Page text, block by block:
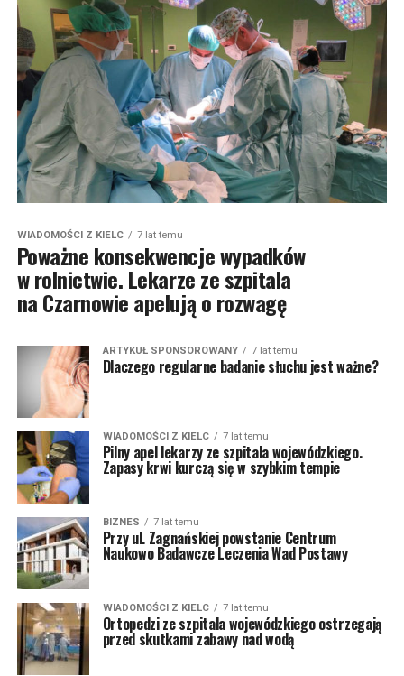
WIADOMOŚCI Z KIELC 7 lat temu
Poważne konsekwencje wypadków
w rolnictwie. Lekarze ze szpitala
na Czarnowie apelują o rozwagę
ARTYKUŁ SPONSOROWANY 7 lat temu
Dlaczego regularne badanie słuchu jest ważne?
WIADOMOŚCI Z KIELC 7 lat temu
Pilny apel lekarzy ze szpitala wojewódzkiego.
Zapasy krwi kurczą się w szybkim tempie
BIZNES 7 lat temu
Przy ul. Zagnańskiej powstanie Centrum
Naukowo Badawcze Leczenia Wad Postawy
WIADOMOŚCI Z KIELC 7 lat temu
Ortopedzi ze szpitala wojewódzkiego ostrzegają
przed skutkami zabawy nad wodą